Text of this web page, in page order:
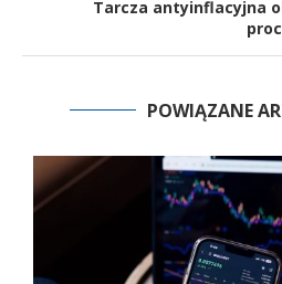
Tarcza antyinflacyjna
POWIĄZANE